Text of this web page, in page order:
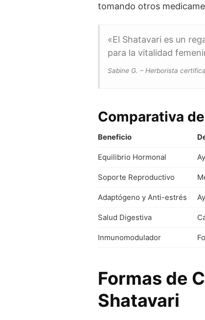
tomando otros
«El Shatavari es un
para la vitalidad
Sabine G. – Herborista
Comparativa
Beneficio
Equilibrio Hormonal
Soporte Reproductivo
Adaptógeno y Anti-estrés
Salud Digestiva
Inmunomodulador
Formas de
Shatavari